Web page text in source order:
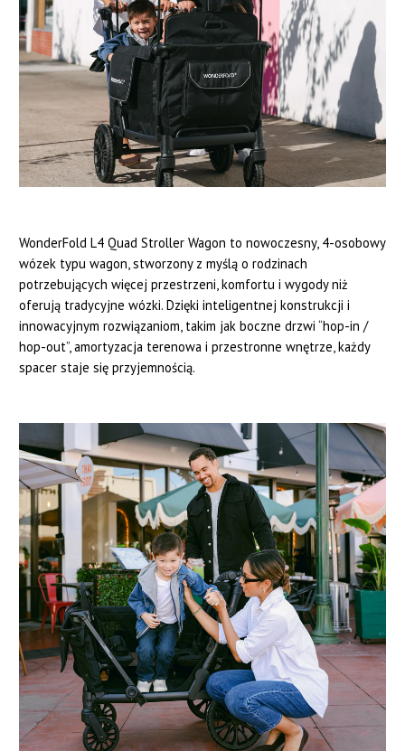
WonderFold L4 Quad Stroller Wagon to nowoczesny, 4-osobowy
wózek typu wagon, stworzony z myślą o rodzinach
potrzebujących więcej przestrzeni, komfortu i wygody niż
oferują tradycyjne wózki. Dzięki inteligentnej konstrukcji i
innowacyjnym rozwiązaniom, takim jak boczne drzwi “hop-in /
hop-out”, amortyzacja terenowa i przestronne wnętrze, każdy
spacer staje się przyjemnością.